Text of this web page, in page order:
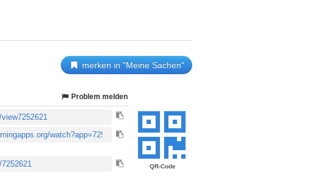
merken in "Meine Sachen"
QR-Code
Problem melden